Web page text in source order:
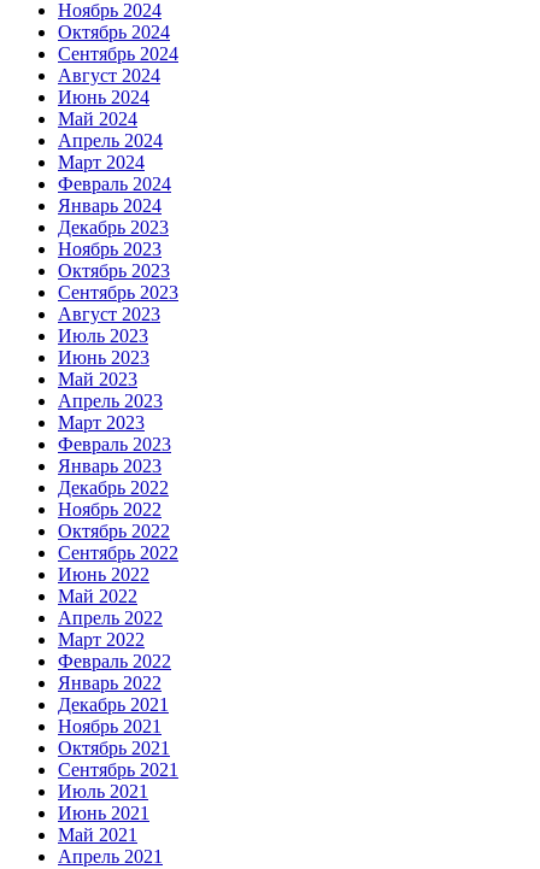
Ноябрь 2024
Октябрь 2024
Сентябрь 2024
Август 2024
Июнь 2024
Май 2024
Апрель 2024
Март 2024
Февраль 2024
Январь 2024
Декабрь 2023
Ноябрь 2023
Октябрь 2023
Сентябрь 2023
Август 2023
Июль 2023
Июнь 2023
Май 2023
Апрель 2023
Март 2023
Февраль 2023
Январь 2023
Декабрь 2022
Ноябрь 2022
Октябрь 2022
Сентябрь 2022
Июнь 2022
Май 2022
Апрель 2022
Март 2022
Февраль 2022
Январь 2022
Декабрь 2021
Ноябрь 2021
Октябрь 2021
Сентябрь 2021
Июль 2021
Июнь 2021
Май 2021
Апрель 2021